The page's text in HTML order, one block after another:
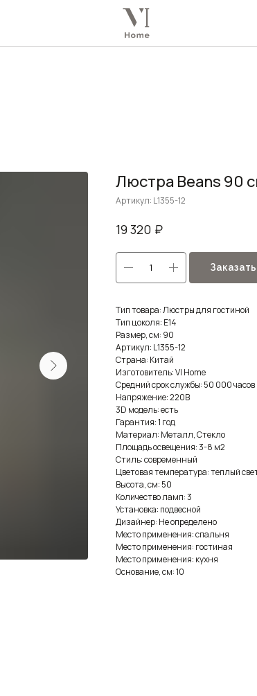
Люстра Beans 90
Артикул: L1355-12
19 320 ₽
Заказать
Тип товара: Люстры для гостиной
Тип цоколя: E14
Размер, см: 90
Артикул: L1355-12
Страна: Китай
Изготовитель: VI Home
Средний срок службы: 50 000 часов
Напряжение: 220В
3D модель: есть
Гарантия: 1 год
Материал: Металл, Стекло
Площадь освещения: 3-8 м2
Стиль: современный
Цветовая температура: теплый
Высота, см: 50
Количество ламп: 3
Установка: подвесной
Дизайнер: Не определено
Место применения: спальня
Место применения: гостиная
Место применения: кухня
Основание, см: 10